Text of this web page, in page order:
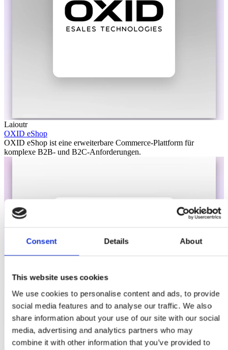
Consent Details About
This website uses cookies
We use cookies to personalise content and ads, to provide
social media features and to analyse our traffic. We also
share information about your use of our site with our social
media, advertising and analytics partners who may
combine it with other information that you’ve provided to
Laioutr
OXID eShop
OXID eShop ist eine erweiterbare Commerce-Plattform für
komplexe B2B- und B2C-Anforderungen.